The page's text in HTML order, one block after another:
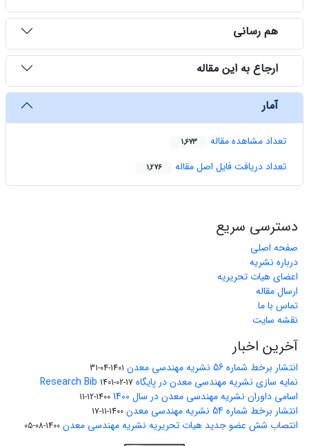
هم رسانی
ارجاع به این مقاله
آمار
تعداد مشاهده مقاله 1,673
تعداد دریافت فایل اصل مقاله 1,276
دسترسی سریع
صفحه اصلی
درباره نشریه
اعضای هیات تحریریه
ارسال مقاله
تماس با ما
نقشه سایت
آخرین اخبار
انتشار برخط شماره 56 نشریه مهندسی معدن 1401-04-31
نمایه سازی نشریه مهندسی معدن در پایگاه Research Bib 1401-02-17
اسامی داوران نشریه مهندسی معدن در سال 1400 1400-12-11
انتشار برخط شماره 54 نشریه مهندسی معدن 1400-11-17
انتصاب شش عضو جدید هیات تحریریه نشریه مهندسی معدن 1400-08-05